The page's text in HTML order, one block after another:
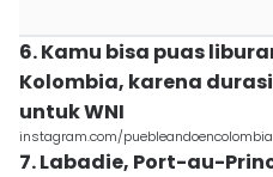
6. Kamu bisa puas
Kolombia, karena
untuk WNI
instagram.com/puebleandoencolombia
7. Labadie, Port-au-